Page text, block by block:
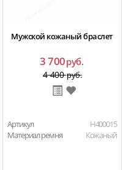
Мужской кожаный браслет
3 700руб.
4 400руб.
Артикул
H400015
Материал ремня
Кожаный